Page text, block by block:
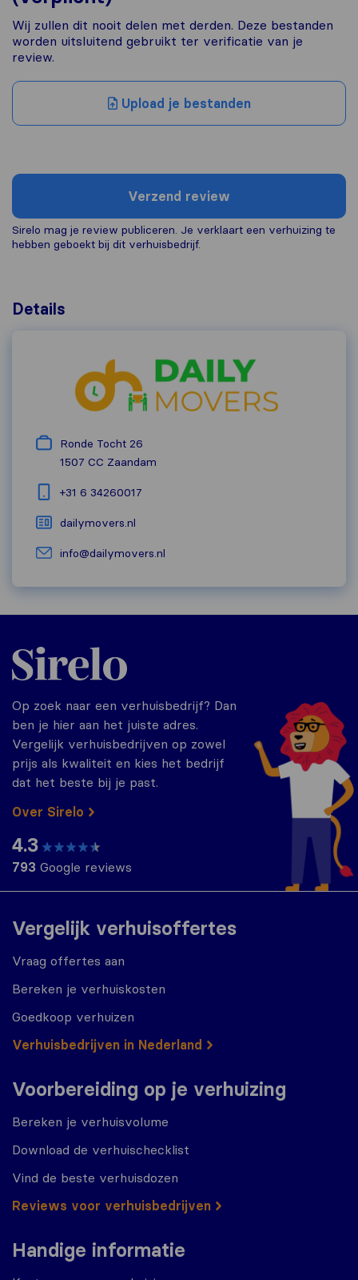
Wij zullen dit nooit delen met derden. Deze bestanden
worden uitsluitend gebruikt ter verificatie van je
review.
Upload je bestanden
Verzend review
Sirelo mag je review publiceren. Je verklaart een verhuizing te
hebben geboekt bij dit verhuisbedrijf.
Details
Ronde Tocht 26
1507 CC Zaandam
+31 6 34260017
dailymovers.nl
info@dailymovers.nl
Vergelijk verhuisoffertes
Vraag offertes aan
Bereken je verhuiskosten
Goedkoop verhuizen
Verhuisbedrijven in Nederland
Voorbereiding op je verhuizing
Bereken je verhuisvolume
Download de verhuischecklist
Vind de beste verhuisdozen
Reviews voor verhuisbedrijven
Handige informatie
Sirelo.nl
Op zoek naar een verhuisbedrijf? Dan
ben je hier aan het juiste adres.
Vergelijk verhuisbedrijven op zowel
prijs als kwaliteit en kies het bedrijf
dat het beste bij je past.
Over Sirelo
4.3
793 Google reviews